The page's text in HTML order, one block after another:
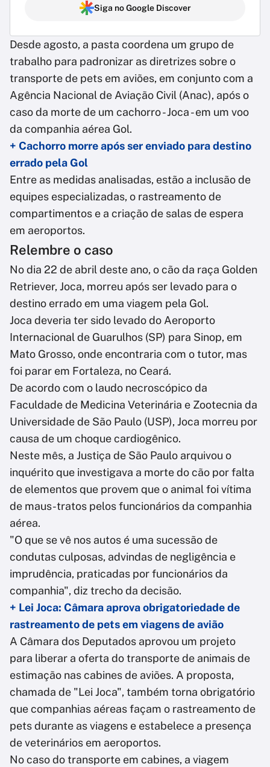
Siga no Google Discover
Desde agosto, a pasta coordena um grupo de
trabalho para padronizar as diretrizes sobre o
transporte de pets em aviões, em conjunto com a
Agência Nacional de Aviação Civil (Anac), após o
caso da morte de um cachorro - Joca - em um voo
da companhia aérea Gol.
+ Cachorro morre após ser enviado para destino
errado pela Gol
Entre as medidas analisadas, estão a inclusão de
equipes especializadas, o rastreamento de
compartimentos e a criação de salas de espera
em aeroportos.
Relembre o caso
No dia 22 de abril deste ano, o cão da raça Golden
Retriever, Joca, morreu após ser levado para o
destino errado em uma viagem pela Gol.
Joca deveria ter sido levado do Aeroporto
Internacional de Guarulhos (SP) para Sinop, em
Mato Grosso, onde encontraria com o tutor, mas
foi parar em Fortaleza, no Ceará.
De acordo com o laudo necroscópico da
Faculdade de Medicina Veterinária e Zootecnia da
Universidade de São Paulo (USP), Joca morreu por
causa de um choque cardiogênico.
Neste mês, a Justiça de São Paulo arquivou o
inquérito que investigava a morte do cão por falta
de elementos que provem que o animal foi vítima
de maus-tratos pelos funcionários da companhia
aérea.
"O que se vê nos autos é uma sucessão de
condutas culposas, advindas de negligência e
imprudência, praticadas por funcionários da
companhia", diz trecho da decisão.
+ Lei Joca: Câmara aprova obrigatoriedade de
rastreamento de pets em viagens de avião
A Câmara dos Deputados aprovou um projeto
para liberar a oferta do transporte de animais de
estimação nas cabines de aviões. A proposta,
chamada de "Lei Joca", também torna obrigatório
que companhias aéreas façam o rastreamento de
pets durante as viagens e estabelece a presença
de veterinários em aeroportos.
No caso do transporte em cabines, a viagem